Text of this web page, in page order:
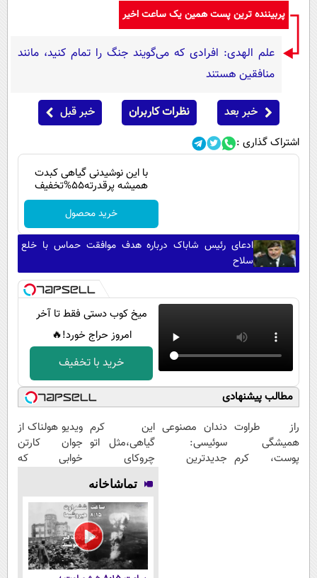
پربیننده ترین پست همین یک ساعت اخیر
علم الهدی: افرادی که می‌گویند جنگ را تمام کنید، مانند
منافقین هستند
خبر بعد نظرات کاربران خبر قبل
اشتراک گذاری :
با این نوشیدنی گیاهی کبدت
همیشه پرقدرته55%تخفیف
خرید محصول
ادعای رئیس شاباک درباره هدف موافقت حماس با خلع
سلاح
میخ کوب دستی فقط تا آخر
امروز حراج خورد!🔥
خرید با تخفیف
مطالب پیشنهادی
راز طراوت
همیشگی
پوست، کرم
دندان مصنوعی
سوئیسی:
جدیدترین
این کرم
گیاهی،مثل اتو
چروکای
پوستتوصاف
میکنه!50%تخفیف
ویدیو هولناک از
جوان کارتن
خوابی که
تماشاخانه